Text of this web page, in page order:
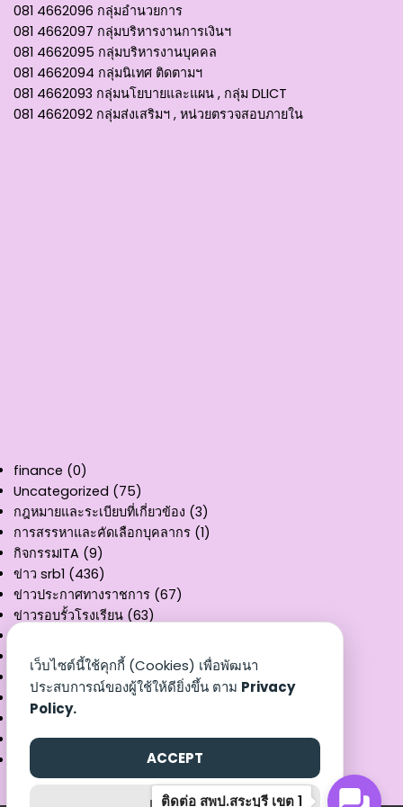
081 4662096 กลุ่มอำนวยการ
081 4662097 กลุ่มบริหารงานการเงินฯ
081 4662095 กลุ่มบริหารงานบุคคล
081 4662094 กลุ่มนิเทศ ติดตามฯ
081 4662093 กลุ่มนโยบายและแผน , กลุ่ม DLICT
081 4662092 กลุ่มส่งเสริมฯ , หน่วยตรวจสอบภายใน
finance (0)
Uncategorized (75)
กฎหมายและระเบียบที่เกี่ยวข้อง (3)
การสรรหาและคัดเลือกบุคลากร (1)
กิจกรรมITA (9)
ข่าว srb1 (436)
ข่าวประกาศทางราชการ (67)
ข่าวรอบรั้วโรงเรียน (63)
ผลงานวิชาการ(3)
รายงานงบทดลอง
(32)
สรุปผลการเบิกจ่าย(8)
หนังสือราชการ
เอกสารเผยแพร่(25)
ติดต่อ สพป.สระบุรี เขต 1
เว็บไซต์นี้ใช้คุกกี้ (Cookies) เพื่อพัฒนา
ประสบการณ์ของผู้ใช้ให้ดียิ่งขึ้น ตาม Privacy
Policy.
ACCEPT